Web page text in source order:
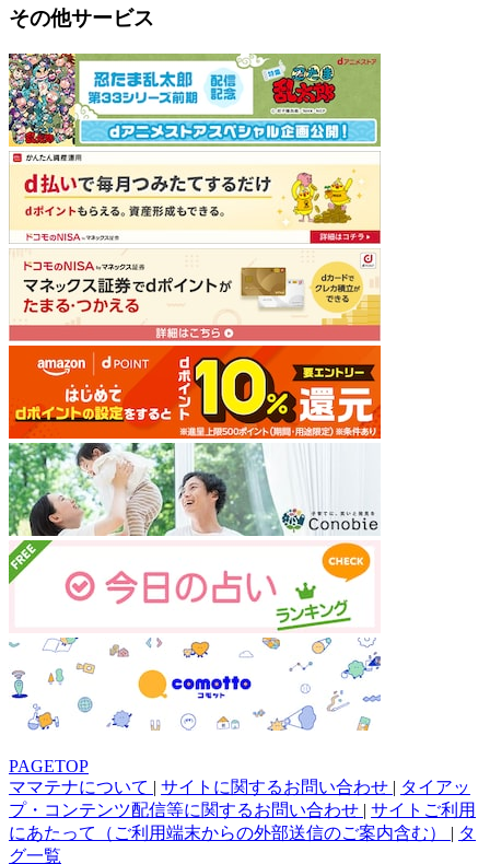
その他サービス
PAGETOP
ママテナについて | サイトに関するお問い合わせ | タイアッ
プ・コンテンツ配信等に関するお問い合わせ | サイトご利用
にあたって（ご利用端末からの外部送信のご案内含む） | タ
グ一覧